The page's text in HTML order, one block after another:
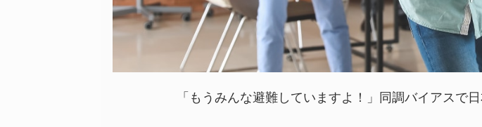
「もうみんな避難していますよ！」同調バイアスで